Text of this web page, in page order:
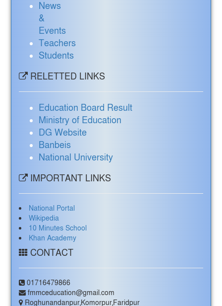
News
&
Events
Teachers
Students
RELETTED LINKS
Education Board Result
Ministry of Education
DG Website
Banbeis
National University
IMPORTANT LINKS
National Portal
Wikipedia
10 Minutes School
Khan Academy
CONTACT
01716479866
fmmceducation@gmail.com
Roghunandanpur,Komorpur,Faridpur